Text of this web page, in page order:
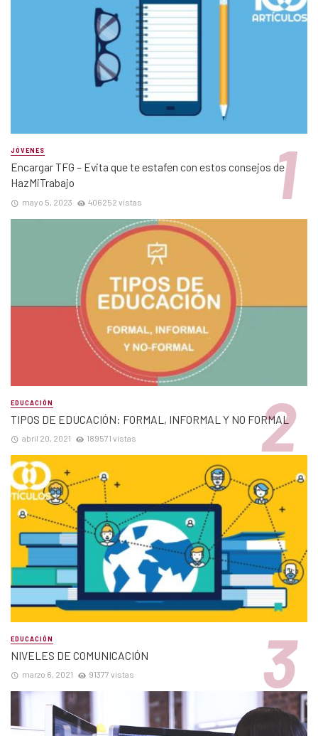
JÓVENES
Encargar TFG – Evita que te estafen con estos consejos de
HazMiTrabajo
mayo 5, 2023 406252 vistas
EDUCACIÓN
TIPOS DE EDUCACIÓN: FORMAL, INFORMAL Y NO FORMAL
abril 20, 2021 189571 vistas
EDUCACIÓN
NIVELES DE COMUNICACIÓN
marzo 6, 2021 91377 vistas